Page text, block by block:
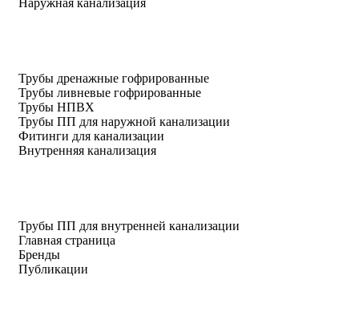
Трубы дренажные гофрированные
Трубы ливневые гофрированные
Трубы НПВХ
Трубы ПП для наружной канализации
Фитинги для канализации
Внутренняя канализация
Трубы ПП для внутренней канализации
Главная страница
Бренды
Публикации